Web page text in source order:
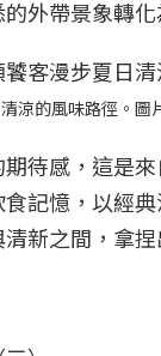
外帶景象轉
涼的風味路徑。圖
待感，這是
記憶，以經
新之間，拿捏